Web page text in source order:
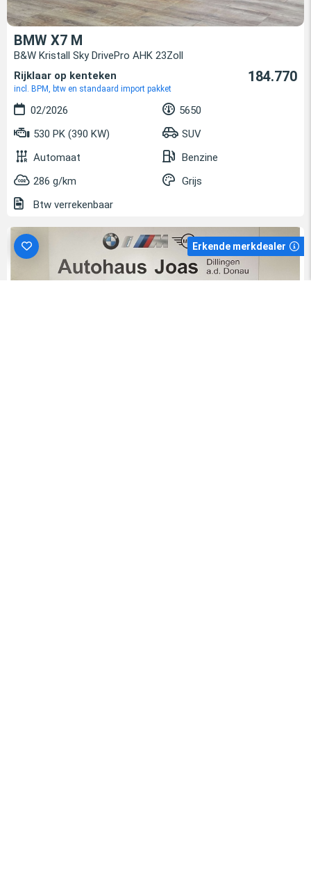
BMW X7 M
B&W Kristall Sky DrivePro AHK 23Zoll
Rijklaar op kenteken
incl. BPM, btw en standaard import pakket
184.770
02/2026
5650
530 PK (390 KW)
SUV
Automaat
Benzine
286 g/km
Grijs
Btw verrekenbaar
Erkende merkdealer